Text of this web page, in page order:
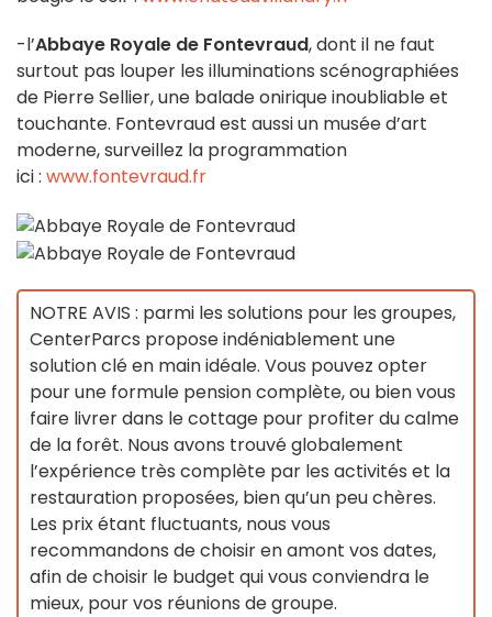
-l’Abbaye Royale de Fontevraud, dont il ne faut
surtout pas louper les illuminations scénographiées
de Pierre Sellier, une balade onirique inoubliable et
touchante. Fontevraud est aussi un musée d’art
moderne, surveillez la programmation
ici : www.fontevraud.fr
NOTRE AVIS : parmi les solutions pour les groupes,
CenterParcs propose indéniablement une
solution clé en main idéale. Vous pouvez opter
pour une formule pension complète, ou bien vous
faire livrer dans le cottage pour profiter du calme
de la forêt. Nous avons trouvé globalement
l’expérience très complète par les activités et la
restauration proposées, bien qu’un peu chères.
Les prix étant fluctuants, nous vous
recommandons de choisir en amont vos dates,
afin de choisir le budget qui vous conviendra le
mieux, pour vos réunions de groupe.